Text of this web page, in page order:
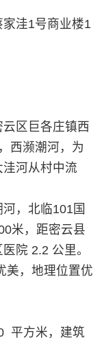
洼1号商业楼1
区巨各庄镇西
西濒潮河，为
河从村中流
，北临101国
米，距密云县
院 2.2 公里。
美，地理位置优
平方米，建筑